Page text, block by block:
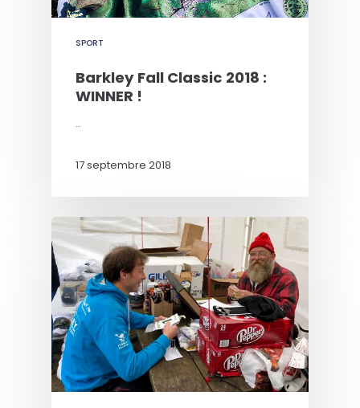
SPORT
Barkley Fall Classic 2018 :
WINNER !
…
17 septembre 2018